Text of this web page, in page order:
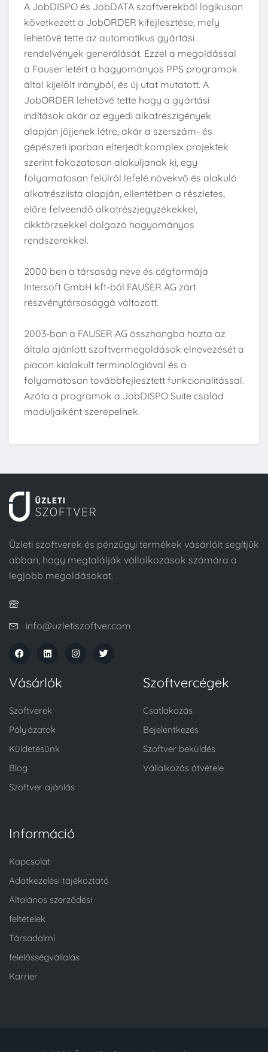
A JobDISPO és JobDATA szoftverekből logikusan
következett a JobORDER kifejlesztése, mely
lehetővé tette az automatikus gyártási
rendelvények generálását. Ezzel a megoldással
a Fauser letért a hagyományos PPS programok
által kijelölt irányból, és új utat mutatott. A
JobORDER lehetővé tette hogy a gyártási
indítások akár az egyedi alkatrészigények
alapján jöjjenek létre, akár a szerszám- és
gépészeti iparban elterjedt komplex projektek
szerint fokozatosan alakuljanak ki, egy
folyamatosan felülről lefelé növekvő és alakuló
alkatrészlista alapján, ellentétben a részletes,
előre felveendő alkatrészjegyzékekkel,
cikktörzsekkel dolgozó hagyományos
rendszerekkel.
2000 ben a társaság neve és cégformája
Intersoft GmbH kft-ből FAUSER AG zárt
részvénytársasággá változott.
2003-ban a FAUSER AG összhangba hozta az
általa ajánlott szoftvermegoldások elnevezését a
piacon kialakult terminológiával és a
folyamatosan továbbfejlesztett funkcionalitással.
Azóta a programok a JobDISPO Suite család
moduljaiként szerepelnek.
Üzleti szoftverek és pénzügyi termékek vásárlóit segítjük
abban, hogy megtalálják vállalkozások számára a
legjobb megoldásokat.
info@uzletiszoftver.com
Vásárlók
Szoftverek
Pályázatok
Küldetésünk
Blog
Szoftver ajánlás
Szoftvercégek
Csatlakozás
Bejelentkezés
Szoftver beküldés
Vállalkozás átvétele
Információ
Kapcsolat
Adatkezelési tájékoztató
Általános szerződési
feltételek
Társadalmi
felelősségvállalás
Karrier